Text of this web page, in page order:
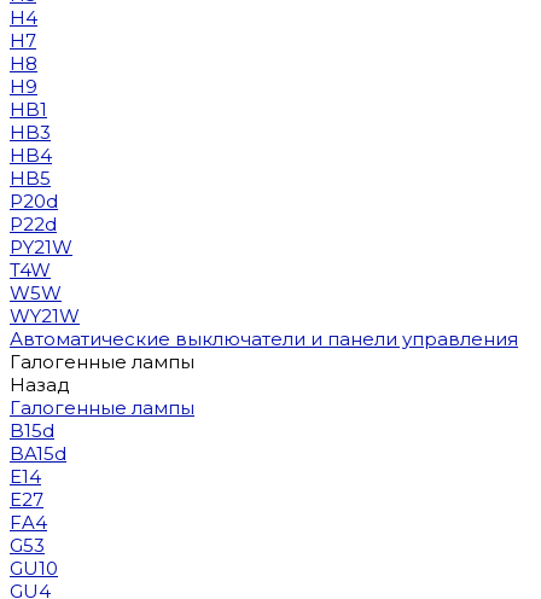
H4
H7
H8
H9
HB1
HB3
HB4
HB5
P20d
P22d
PY21W
T4W
W5W
WY21W
Автоматические выключатели и панели управления
Галогенные лампы
Назад
Галогенные лампы
B15d
BA15d
E14
E27
FA4
G53
GU10
GU4